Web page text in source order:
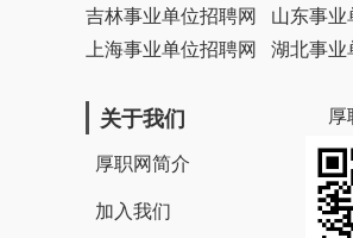
吉林事业单位招聘网
山东事
上海事业单位招聘网 湖北事业
关于我们
厚职网简介
加入我们
厚